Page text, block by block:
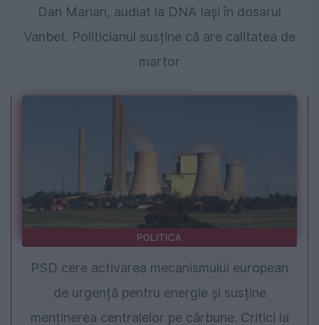
Dan Marian, audiat la DNA Iași în dosarul
Vanbet. Politicianul susține că are calitatea de
martor
POLITICA
PSD cere activarea mecanismului european
de urgență pentru energie și susține
menținerea centralelor pe cărbune. Critici la